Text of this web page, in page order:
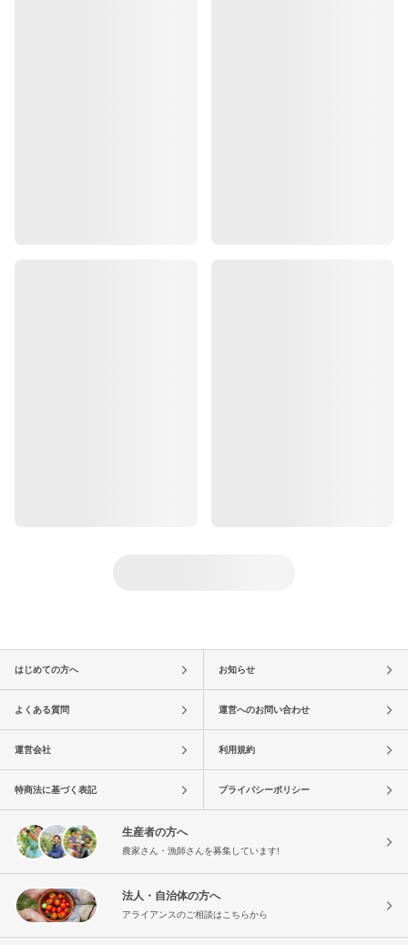
はじめての方へ お知らせ
よくある質問 運営へのお問い合わせ
運営会社 利用規約
特商法に基づく表記 プライバシーポリシー
生産者の方へ
農家さん・漁師さんを募集しています!
法人・自治体の方へ
アライアンスのご相談はこちらから